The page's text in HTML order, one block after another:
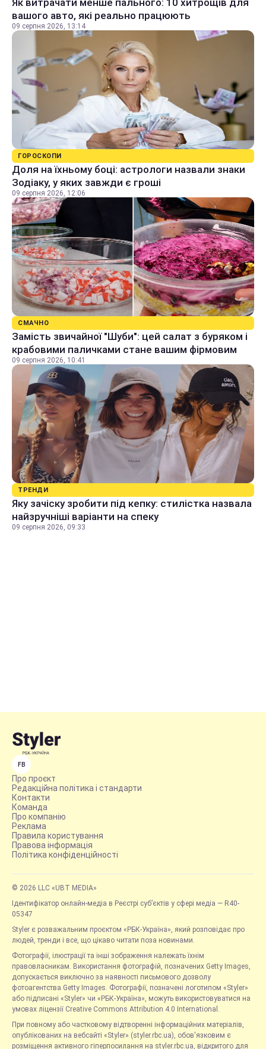
Як витрачати менше пального: 10 хитрощів для
вашого авто, які реально працюють
09 серпня 2026, 13:14
ГОРОСКОПИ
Доля на їхньому боці: астрологи назвали знаки
Зодіаку, у яких завжди є гроші
09 серпня 2026, 12:06
СМАЧНО
Замість звичайної "Шуби": цей салат з буряком і
крабовими паличками стане вашим фірмовим
09 серпня 2026, 10:41
ТРЕНДИ
Яку зачіску зробити під кепку: стилістка назвала
найзручніші варіанти на спеку
09 серпня 2026, 09:33
FB
Про проєкт
Редакційна політика і стандарти
Контакти
Команда
Про компанію
Реклама
Правила користування
Правова інформація
Політика конфіденційності
© 2026 LLC «UBT MEDIA»
Ідентифікатор онлайн-медіа в Реєстрі суб’єктів у сфері медіа — R40-
05347
Styler є розважальним проєктом «РБК-Україна», який розповідає про
людей, тренди і все, що цікаво читати поза новинами.
Фотографії, ілюстрації та інші зображення належать їхнім
правовласникам. Використання фотографій, позначених Getty Images,
допускається виключно за наявності письмового дозволу
фотоагентства Getty Images. Фотографії, позначені логотипом «Styler»
або підписані «Styler» чи «РБК-Україна», можуть використовуватися на
умовах ліцензії Creative Commons Attribution 4.0 International.
При повному або частковому відтворенні інформаційних матеріалів,
опублікованих на вебсайті «Styler» (styler.rbc.ua), обов'язковим є
розміщення активного гіперпосилання на styler.rbc.ua, відкритого для